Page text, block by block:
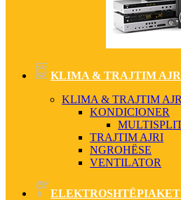
KLIMA & TRAJTIM
KLIMA & TRAJTIM
KONDICIONER
TRAJTIM AJRI
NGROHËSE
VENTILATOR